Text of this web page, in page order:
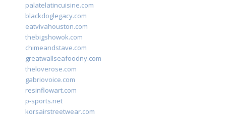
palatelatincuisine.com
blackdoglegacy.com
eatvivahouston.com
thebigshowok.com
chimeandstave.com
greatwallseafoodny.com
theloverose.com
gabriovoice.com
resinflowart.com
p-sports.net
korsairstreetwear.com